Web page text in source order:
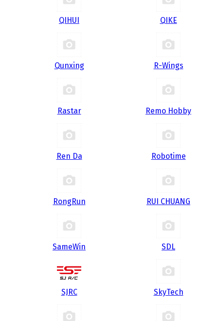
QIHUI QIKE
Qunxing R-Wings
Rastar Remo Hobby
Ren Da Robotime
RongRun RUI CHUANG
SameWin SDL
SJRC SkyTech